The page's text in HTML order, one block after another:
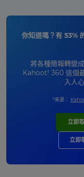
你知道嗎？有 53%
將各種簡報轉變
Kahoot! 360 這個
入人
*來源：
立即
立即